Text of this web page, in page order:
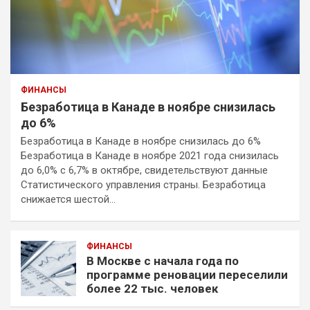
ФИНАНСЫ
Безработица в Канаде в ноябре снизилась
до 6%
Безработица в Канаде в ноябре снизилась до 6%
Безработица в Канаде в ноябре 2021 года снизилась
до 6,0% с 6,7% в октябре, свидетельствуют данные
Статистического управления страны. Безработица
снижается шестой…
ФИНАНСЫ
В Москве с начала года по
программе реновации переселили
более 22 тыс. человек